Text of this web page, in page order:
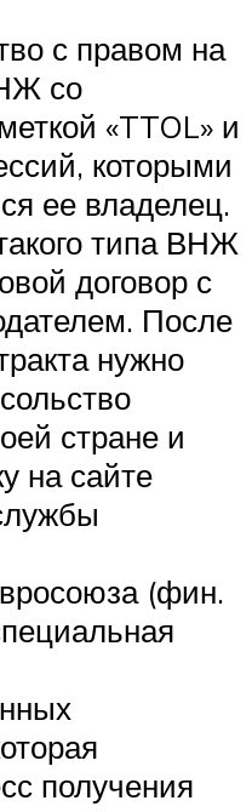
с правом на
со
«TTOL» и
которыми
ее владелец.
типа ВНЖ
договор с
После
нужно
стране и
на сайте
(фин.
получения